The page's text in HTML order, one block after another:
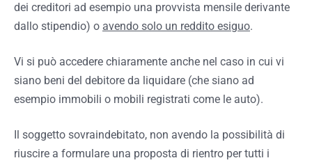
dei creditori ad esempio una provvista mensile derivante
dallo stipendio) o avendo solo un reddito esiguo.
Vi si può accedere chiaramente anche nel caso in cui vi
siano beni del debitore da liquidare (che siano ad
esempio immobili o mobili registrati come le auto).
Il soggetto sovraindebitato, non avendo la possibilità di
riuscire a formulare una proposta di rientro per tutti i